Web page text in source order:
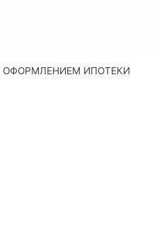
ОФОРМЛЕНИЕМ ИПОТЕКИ